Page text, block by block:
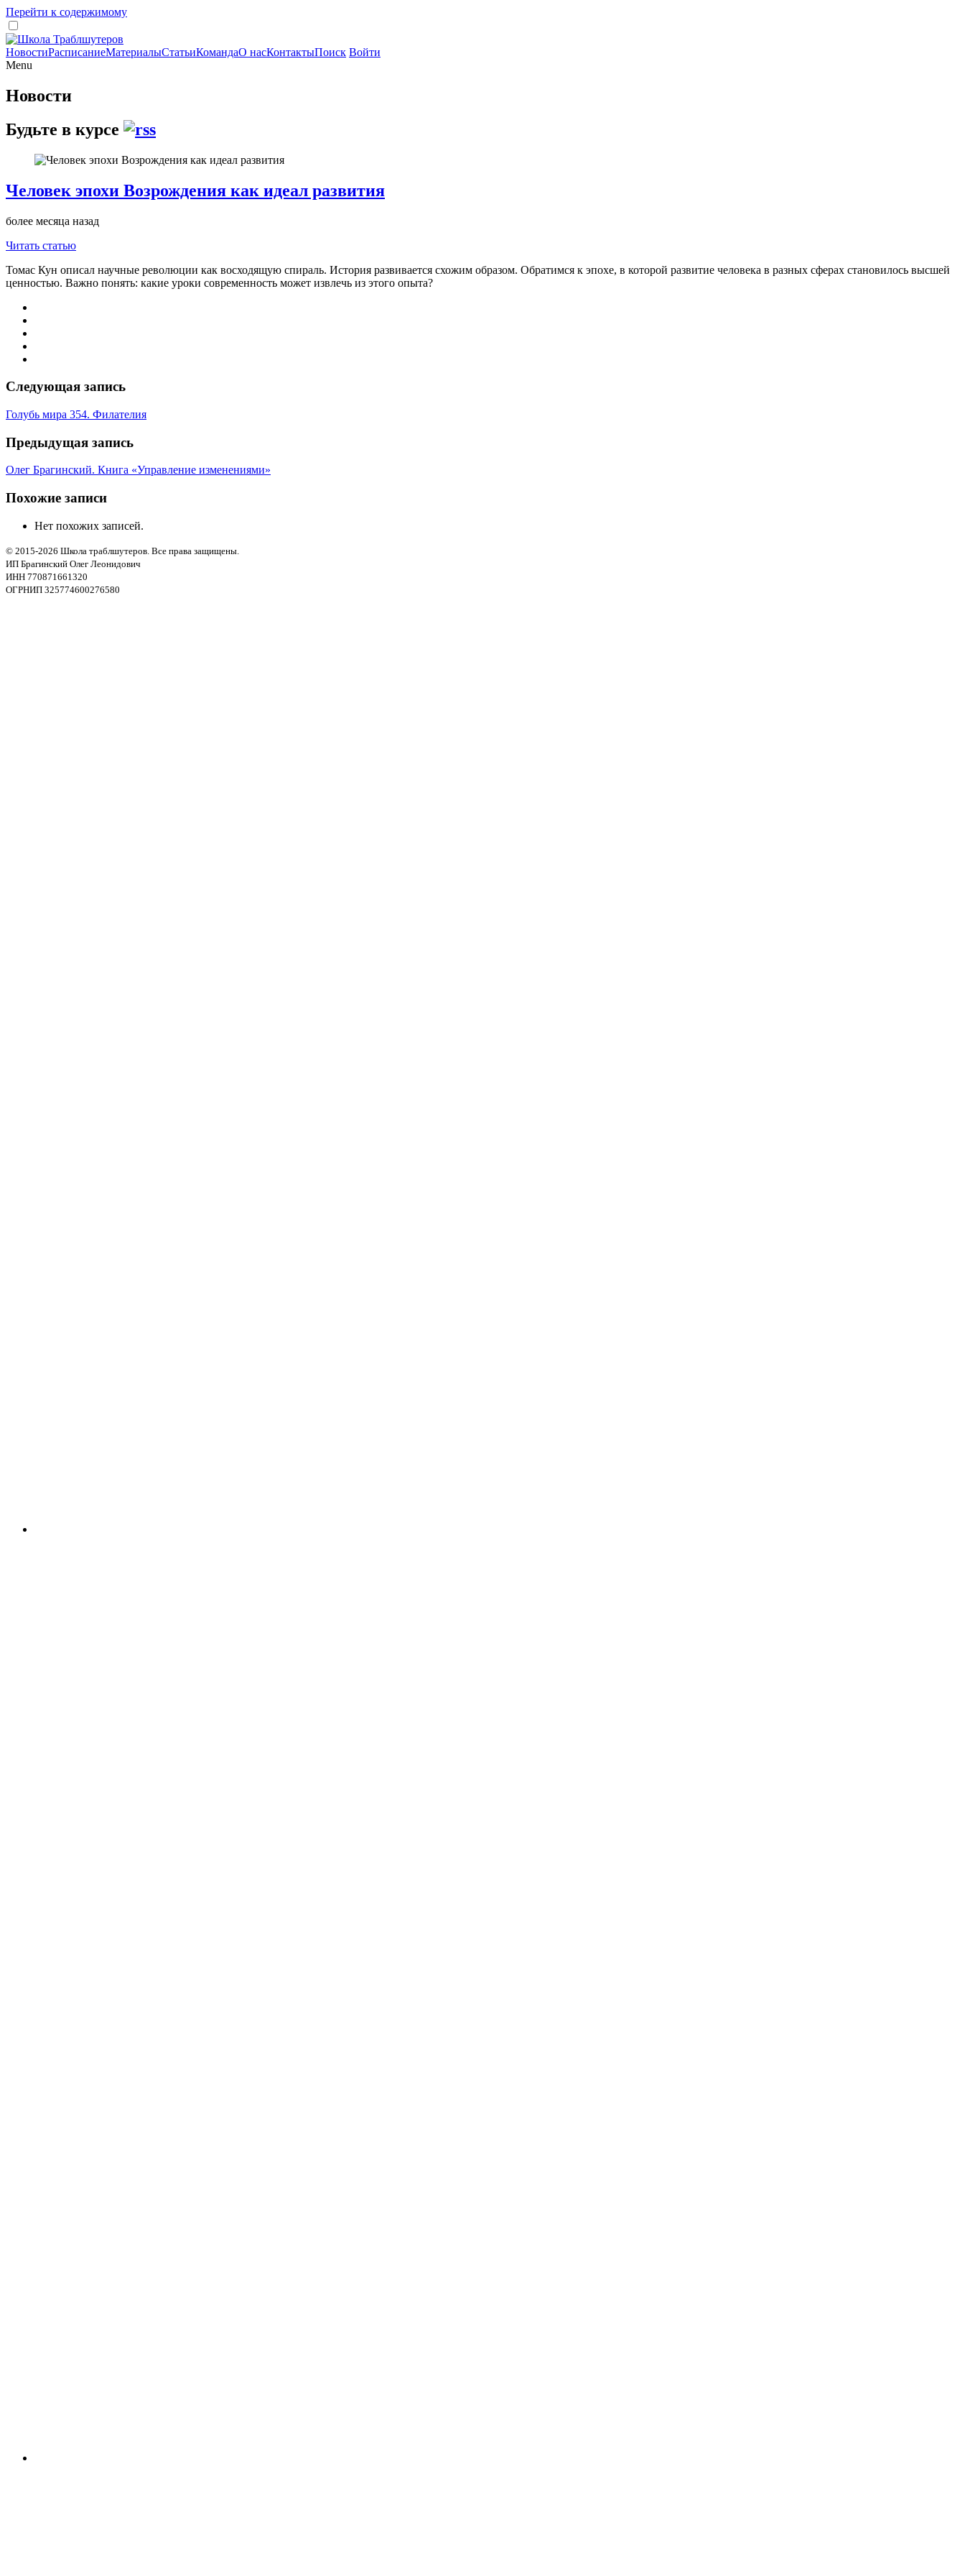
Перейти к содержимому
НовостиРасписаниеМатериалыСтатьиКомандаО насКонтактыПоиск Войти
Menu
Новости
Будьте в курсе
Человек эпохи Возрождения как идеал развития
более месяца назад
Читать статью
Томас Кун описал научные революции как восходящую спираль. История развивается схожим образом. Обратимся к эпохе, в которой развитие человека в разных сферах становилось высшей
ценностью. Важно понять: какие уроки современность может извлечь из этого опыта?
Следующая запись
Голубь мира 354. Филателия
Предыдущая запись
Олег Брагинский. Книга «Управление изменениями»
Похожие записи
Нет похожих записей.
© 2015-2026 Школа траблшутеров. Все права защищены.
ИП Брагинский Олег Леонидович
ИНН 770871661320
ОГРНИП 325774600276580